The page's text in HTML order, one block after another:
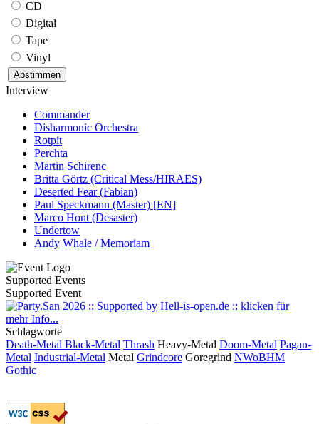
CD
Digital
Tape
Vinyl
Interview
Commander
Disharmonic Orchestra
Rotpit
Perchta
Martin Schirenc
Britta Görtz (Critical Mess/HIRAES)
Deserted Fear (Fabian)
Paul Speckmann (Master) [EN]
Marco Hont (Desaster)
Undertow
Andy Whale / Memoriam
Supported Events
Supported Event
Schlagworte
Death-Metal Black-Metal Thrash Heavy-Metal Doom-Metal Pagan-
Metal Industrial-Metal Metal Grindcore Goregrind NWoBHM
Gothic